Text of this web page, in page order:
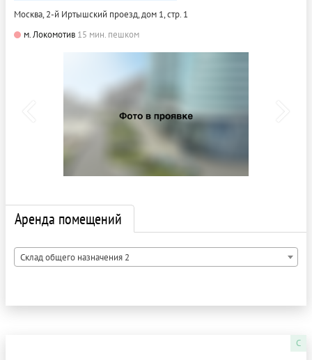
Москва, 2-й Иртышский проезд, дом 1, стр. 1
м. Локомотив 15 мин. пешком
Аренда помещений
Склад общего назначения 2
C